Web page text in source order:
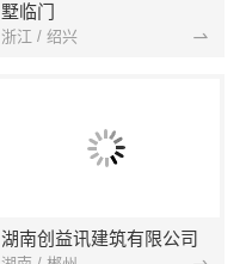
墅临门
浙江 / 绍兴
湖南创益讯建筑有限公司